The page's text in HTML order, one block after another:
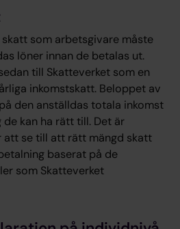
som arbetsgivare måste
löner innan de betalas ut.
till Skatteverket som en
inkomstskatt. Beloppet av
den anställdas totala inkomst
kan ha rätt till. Det är
att se till att rätt mängd skatt
baserat på de
som Skatteverket